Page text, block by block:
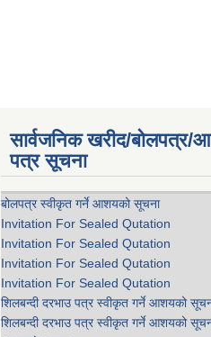
सार्वजनिक खरीद/बोलपत्र/
पत्र सूचना
बोलपत्र स्वीकृत गर्ने आशयको सूचना
Invitation For Sealed Qutation
Invitation For Sealed Qutation
Invitation For Sealed Qutation
Invitation For Sealed Qutation
शिलबन्दी दरभाउ पत्र स्वीकृत गर्ने आशयको
शिलबन्दी दरभाउ पत्र स्वीकृत गर्ने आशयको